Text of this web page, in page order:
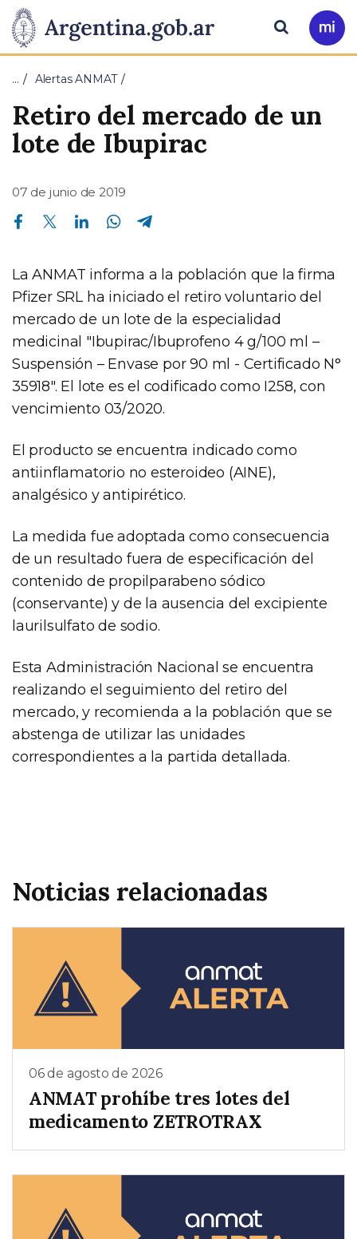
Presidencia
de
la
Nación
Pasar al contenido principal
Ir
a
Buscar
… Alertas ANMAT
Retiro del mercado de un
lote de Ibupirac
07 de junio de 2019
Compartir en Facebook Compartir en Twitter Compartir en Linkedin Compartir en Whatsapp
La ANMAT informa a la población que la firma
Pfizer SRL ha iniciado el retiro voluntario del
mercado de un lote de la especialidad
medicinal "Ibupirac/Ibuprofeno 4 g/100 ml –
Suspensión – Envase por 90 ml - Certificado N°
35918". El lote es el codificado como I258, con
vencimiento 03/2020.
El producto se encuentra indicado como
antiinflamatorio no esteroideo (AINE),
analgésico y antipirético.
La medida fue adoptada como consecuencia
de un resultado fuera de especificación del
contenido de propilparabeno sódico
(conservante) y de la ausencia del excipiente
laurilsulfato de sodio.
Esta Administración Nacional se encuentra
realizando el seguimiento del retiro del
mercado, y recomienda a la población que se
abstenga de utilizar las unidades
correspondientes a la partida detallada.
Noticias relacionadas
06 de agosto de 2026
ANMAT prohíbe tres lotes del
medicamento ZETROTRAX